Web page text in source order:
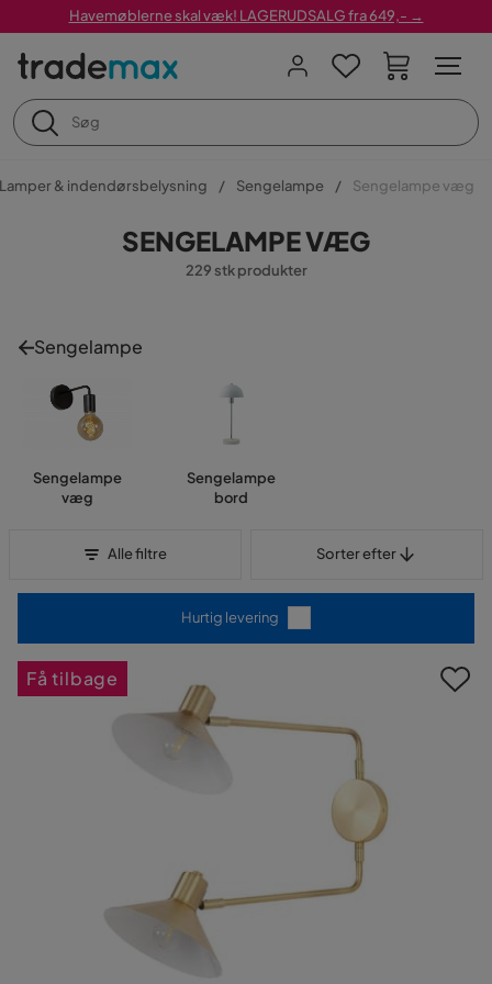
Havemøblerne skal væk! LAGERUDSALG fra 649,- →
Lamper & indendørsbelysning Sengelampe Sengelampe væg
SENGELAMPE VÆG
229 stk produkter
Sengelampe
Sengelampe
væg
Sengelampe
bord
Alle filtre Sorter efter
Hurtig levering
Få tilbage